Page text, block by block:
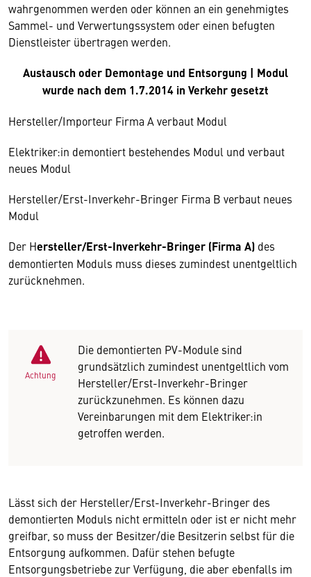
wahrgenommen werden oder können an ein genehmigtes
Sammel- und Verwertungssystem oder einen befugten
Dienstleister übertragen werden.
Austausch oder Demontage und Entsorgung | Modul
wurde nach dem 1.7.2014 in Verkehr gesetzt
Hersteller/Importeur Firma A verbaut Modul
Elektriker:in demontiert bestehendes Modul und verbaut
neues Modul
Hersteller/Erst-Inverkehr-Bringer Firma B verbaut neues
Modul
Der Hersteller/Erst-Inverkehr-Bringer (Firma A) des
demontierten Moduls muss dieses zumindest unentgeltlich
zurücknehmen.
Achtung
Die demontierten PV-Module sind
grundsätzlich zumindest unentgeltlich vom
Hersteller/Erst-Inverkehr-Bringer
zurückzunehmen. Es können dazu
Vereinbarungen mit dem Elektriker:in
getroffen werden.
Lässt sich der Hersteller/Erst-Inverkehr-Bringer des
demontierten Moduls nicht ermitteln oder ist er nicht mehr
greifbar, so muss der Besitzer/die Besitzerin selbst für die
Entsorgung aufkommen. Dafür stehen befugte
Entsorgungsbetriebe zur Verfügung, die aber ebenfalls im